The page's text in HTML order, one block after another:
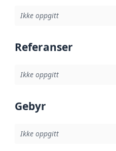
Ikke oppgitt
Referanser
Ikke oppgitt
Gebyr
Ikke oppgitt